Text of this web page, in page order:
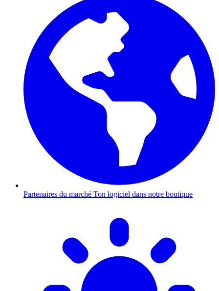
Partenaires du marché Ton logiciel dans notre boutique